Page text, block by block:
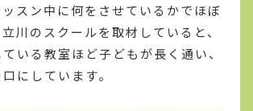
スン中に何をさせているかでほぼ
川のスクールを取材していると、
いる教室ほど子どもが長く通い、
にしています。